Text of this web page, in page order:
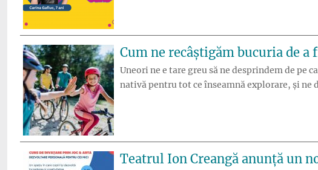
Cum ne recâștigăm bucuria de
Uneori ne e tare greu să ne desprindem de pe
nativă pentru tot ce înseamnă explorare, și ne
Teatrul Ion Creangă anunță un